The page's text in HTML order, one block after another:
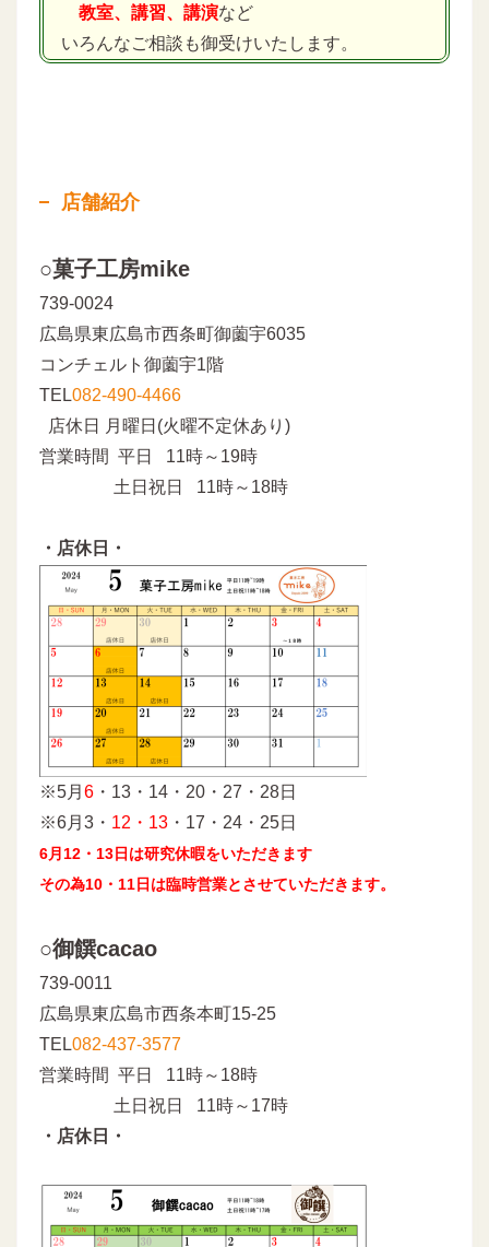
教室、講習、講演など
いろんなご相談も御受けいたします。
店舗紹介
○菓子工房mike
739-0024
広島県東広島市西条町御薗宇6035
コンチェルト御薗宇1階
TEL082-490-4466
店休日 月曜日(火曜不定休あり)
営業時間 平日 11時～19時
土日祝日 11時～18時
・店休日・
※5月 6 ・13・14・20・27・28日
※6月3・ 12・13 ・17・24・25日
6月12・13日は研究休暇をいただきます
その為10・11日は臨時営業とさせていただきます。
○御饌cacao
739-0011
広島県東広島市西条本町15-25
TEL082-437-3577
営業時間 平日 11時～18時
土日祝日 11時～17時
・店休日・